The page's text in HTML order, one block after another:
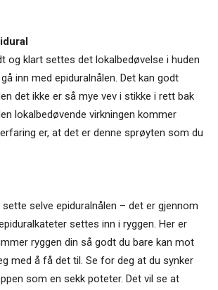
og klart settes det lokalbedøvelse i huden
inn med epiduralnålen. Det kan godt
det ikke er så mye vev i stikke i rett bak
lokalbedøvende virkningen kommer
er, at det er denne sprøyten som du
sette selve epiduralnålen – det er gjennom
settes inn i ryggen. Her er
ryggen din så godt du bare kan mot
med å få det til. Se for deg at du synker
som en sekk poteter. Det vil se at